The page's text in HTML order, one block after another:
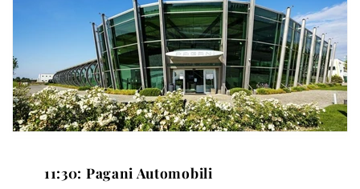
11:30: Pagani Automobili